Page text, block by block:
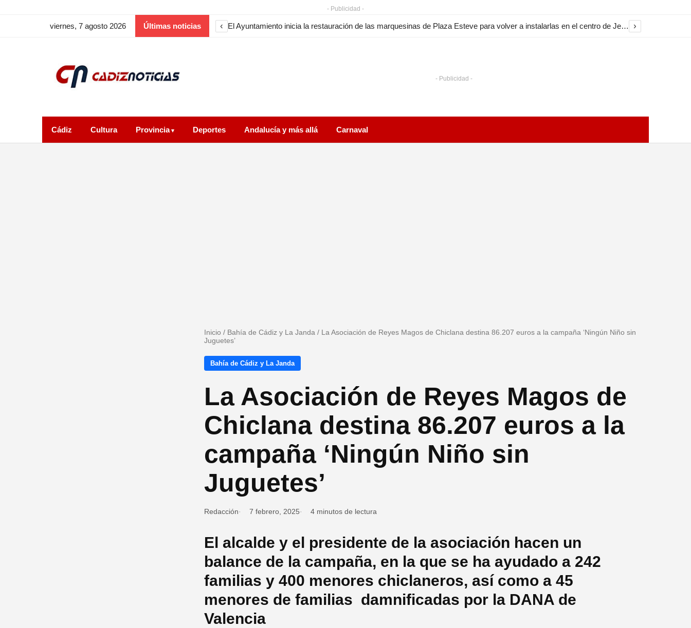
- Publicidad -
viernes, 7 agosto 2026 Últimas noticias ‹ El Ayuntamiento inicia la restauración de las marquesinas de Plaza Esteve para volver a instalarlas en el centro de Jerez ›
- Publicidad -
Cádiz Cultura Provincia Deportes Andalucía y más allá Carnaval
Inicio / Bahía de Cádiz y La Janda / La Asociación de Reyes Magos de Chiclana destina 86.207 euros a la campaña ‘Ningún Niño sin
Juguetes’
Bahía de Cádiz y La Janda
La Asociación de Reyes Magos de
Chiclana destina 86.207 euros a la
campaña ‘Ningún Niño sin
Juguetes’
Redacción 7 febrero, 2025 4 minutos de lectura
El alcalde y el presidente de la asociación hacen un
balance de la campaña, en la que se ha ayudado a 242
familias y 400 menores chiclaneros, así como a 45
menores de familias damnificadas por la DANA de
Valencia